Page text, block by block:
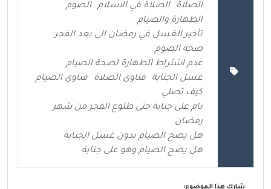
الصلاة
الصلاة في الاسلام
الصوم
الطهارة والصيام
تأخير الغسل في رمضان الى بعد الفجر
صحة الصوم
عدم اشتراط الطهارة لصحة الصيام
غسل الجنابة
فتاوى الصلاة
فتاوى الصيام
كيف تصلي
نام على جنابة حتى طلوع الفجر من شهر
رمضان
هل يصح الصيام بدون غسل الجنابة
هل يصح الصيام وهو على جنابة
شارك هذا الموضوع: